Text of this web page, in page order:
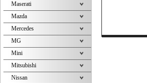
Maserati
Mazda
Mercedes
MG
Mini
Mitsubishi
Nissan